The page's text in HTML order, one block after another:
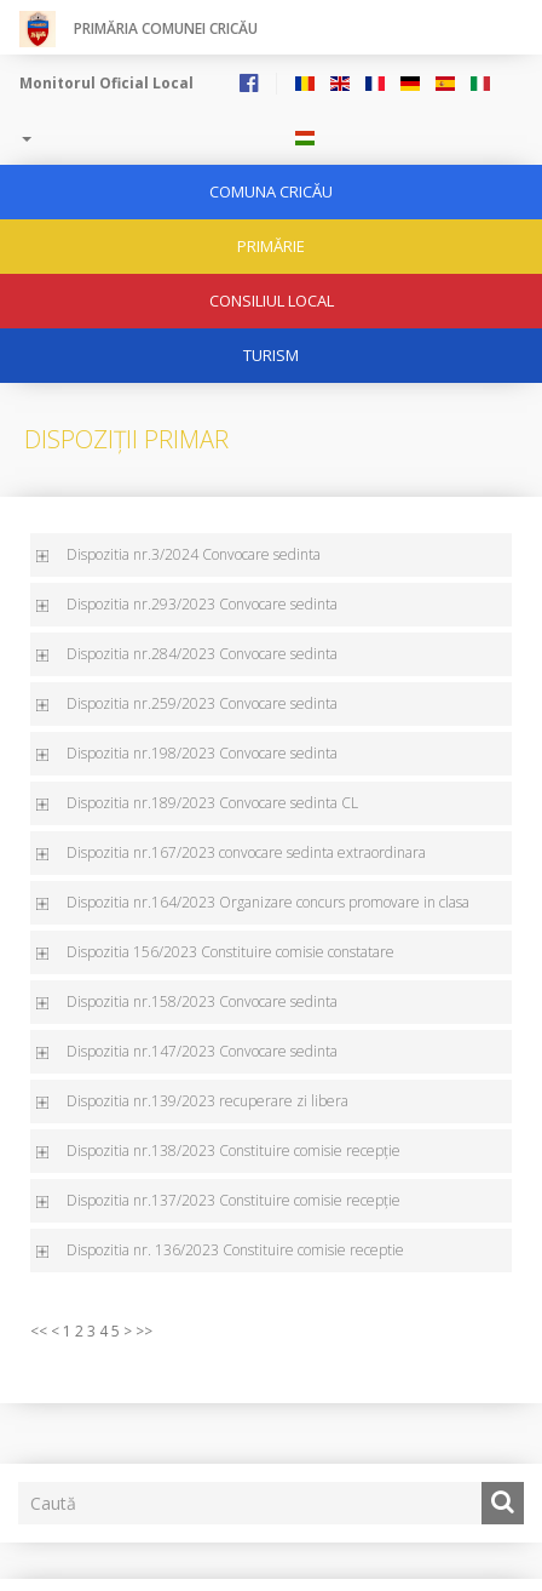
PRIMĂRIA COMUNEI CRICĂU
Monitorul Oficial Local
COMUNA CRICĂU
PRIMĂRIE
CONSILIUL LOCAL
TURISM
DISPOZIȚII PRIMAR
Dispozitia nr.3/2024 Convocare sedinta
Dispozitia nr.293/2023 Convocare sedinta
Dispozitia nr.284/2023 Convocare sedinta
Dispozitia nr.259/2023 Convocare sedinta
Dispozitia nr.198/2023 Convocare sedinta
Dispozitia nr.189/2023 Convocare sedinta CL
Dispozitia nr.167/2023 convocare sedinta extraordinara
Dispozitia nr.164/2023 Organizare concurs promovare in clasa
Dispozitia 156/2023 Constituire comisie constatare
Dispozitia nr.158/2023 Convocare sedinta
Dispozitia nr.147/2023 Convocare sedinta
Dispozitia nr.139/2023 recuperare zi libera
Dispozitia nr.138/2023 Constituire comisie recepție
Dispozitia nr.137/2023 Constituire comisie recepție
Dispozitia nr. 136/2023 Constituire comisie receptie
<< < 1 23 45 > >>